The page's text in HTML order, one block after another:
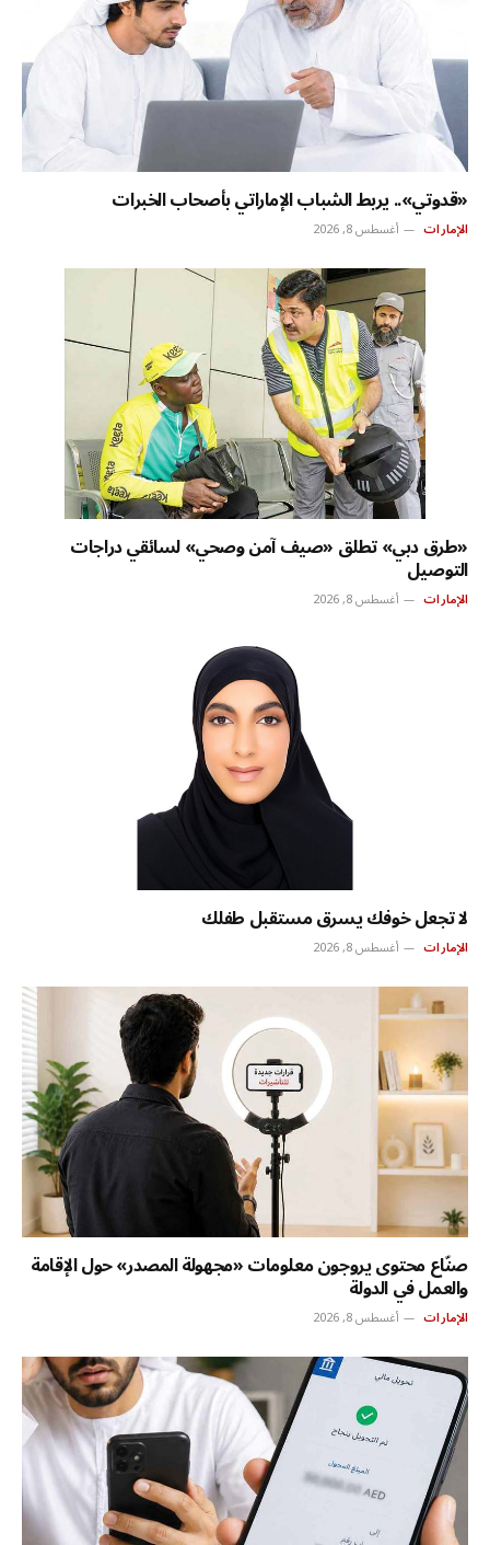
«قدوتي».. يربط الشباب الإماراتي بأصحاب الخبرات
الإمارات أغسطس 8, 2026
«طرق دبي» تطلق «صيف آمن وصحي» لسائقي دراجات
التوصيل
الإمارات أغسطس 8, 2026
لا تجعل خوفك يسرق مستقبل طفلك
الإمارات أغسطس 8, 2026
صنّاع محتوى يروجون معلومات «مجهولة المصدر» حول الإقامة
والعمل في الدولة
الإمارات أغسطس 8, 2026